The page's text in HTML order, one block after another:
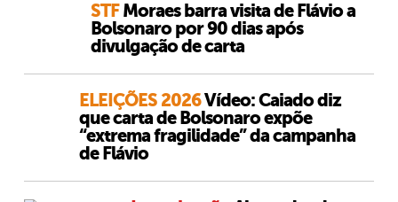
STFMoraes barra visita de Flávio a
Bolsonaro por 90 dias após
divulgação de carta
ELEIÇÕES 2026Vídeo: Caiado diz
que carta de Bolsonaro expõe
“extrema fragilidade” da campanha
de Flávio